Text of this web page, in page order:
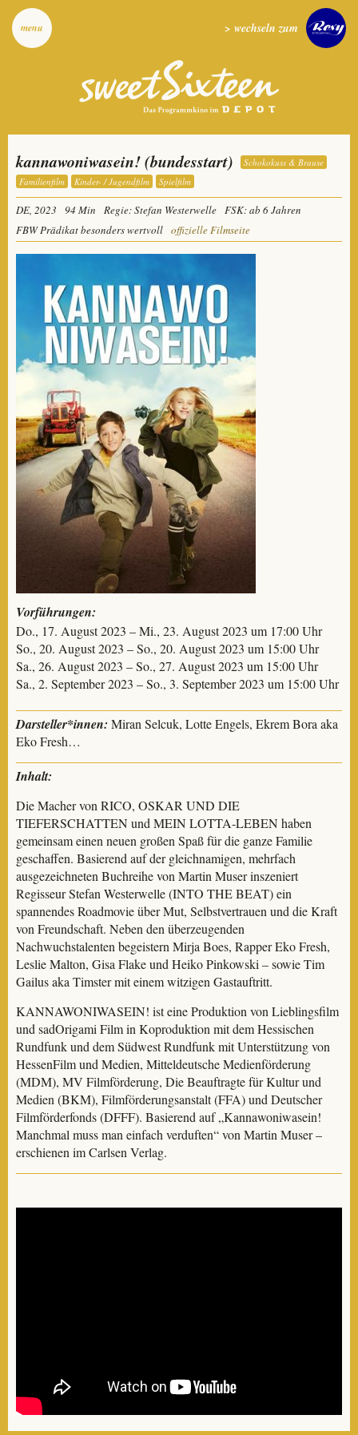
menu > wechseln zum
kannawoniwasein! (bundesstart)
Schokokuss & Brause
Familienfilm
Kinder- / Jugendfilm Spielfilm
DE, 2023 94 Min Regie: Stefan Westerwelle FSK: ab 6 Jahren
FBW Prädikat besonders wertvoll offizielle Filmseite
Vorführungen:
Do., 17. August 2023 – Mi., 23. August 2023 um 17:00 Uhr
So., 20. August 2023 – So., 20. August 2023 um 15:00 Uhr
Sa., 26. August 2023 – So., 27. August 2023 um 15:00 Uhr
Sa., 2. September 2023 – So., 3. September 2023 um 15:00 Uhr
Darsteller*innen: Miran Selcuk, Lotte Engels, Ekrem Bora aka
Eko Fresh…
Inhalt:
Die Macher von RICO, OSKAR UND DIE
TIEFERSCHATTEN und MEIN LOTTA-LEBEN haben
gemeinsam einen neuen großen Spaß für die ganze Familie
geschaffen. Basierend auf der gleichnamigen, mehrfach
ausgezeichneten Buchreihe von Martin Muser inszeniert
Regisseur Stefan Westerwelle (INTO THE BEAT) ein
spannendes Roadmovie über Mut, Selbstvertrauen und die Kraft
von Freundschaft. Neben den überzeugenden
Nachwuchstalenten begeistern Mirja Boes, Rapper Eko Fresh,
Leslie Malton, Gisa Flake und Heiko Pinkowski – sowie Tim
Gailus aka Timster mit einem witzigen Gastauftritt.
KANNAWONIWASEIN! ist eine Produktion von Lieblingsfilm
und sadOrigami Film in Koproduktion mit dem Hessischen
Rundfunk und dem Südwest Rundfunk mit Unterstützung von
HessenFilm und Medien, Mitteldeutsche Medienförderung
(MDM), MV Filmförderung, Die Beauftragte für Kultur und
Medien (BKM), Filmförderungsanstalt (FFA) und Deutscher
Filmförderfonds (DFFF). Basierend auf „Kannawoniwasein!
Manchmal muss man einfach verduften“ von Martin Muser –
erschienen im Carlsen Verlag.